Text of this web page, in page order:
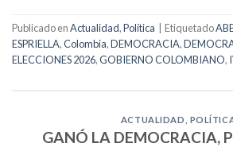
Publicado enActualidad,Política Etiquetado
ESPRIELLA,Colombia,DEMOCRACIA,
ELECCIONES 2026,GOBIERNO COLOMBIANO,
ACTUALIDAD
GANÓ LA DEMOCRACIA,